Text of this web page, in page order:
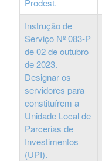
Prodest.
Instrução de
Serviço Nº 083-P
de 02 de outubro
de 2023.
Designar os
servidores para
constituírem a
Unidade Local de
Parcerias de
Investimentos
(UPI).